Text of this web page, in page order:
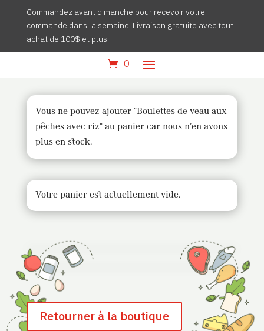
Commandez avant dimanche pour recevoir votre
commande dans la semaine. Livraison gratuite avec tout
achat de 100$ et plus.
0
Vous ne pouvez ajouter "Boulettes de veau aux
pêches avec riz" au panier car nous n’en avons
plus en stock.
Votre panier est actuellement vide.
Retourner à la boutique